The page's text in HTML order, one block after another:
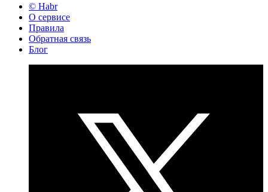
© Habr
О сервисе
Правила
Обратная связь
Блог